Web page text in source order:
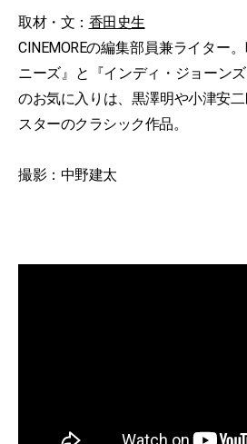
取材・文： 香田史生
CINEMOREの編集部員兼ライター
ニーズ』と『インディ・ジョーン
のお気に入りは、黒澤明や小津安
スターのクラシック作品。
撮影：中野建太